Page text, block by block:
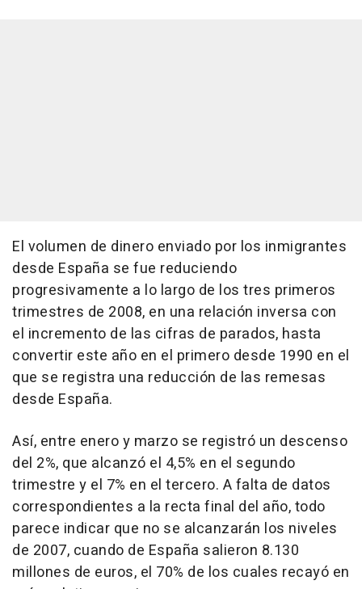
El volumen de dinero enviado por los inmigrantes
desde España se fue reduciendo
progresivamente a lo largo de los tres primeros
trimestres de 2008, en una relación inversa con
el incremento de las cifras de parados, hasta
convertir este año en el primero desde 1990 en el
que se registra una reducción de las remesas
desde España.
Así, entre enero y marzo se registró un descenso
del 2%, que alcanzó el 4,5% en el segundo
trimestre y el 7% en el tercero. A falta de datos
correspondientes a la recta final del año, todo
parece indicar que no se alcanzarán los niveles
de 2007, cuando de España salieron 8.130
millones de euros, el 70% de los cuales recayó en